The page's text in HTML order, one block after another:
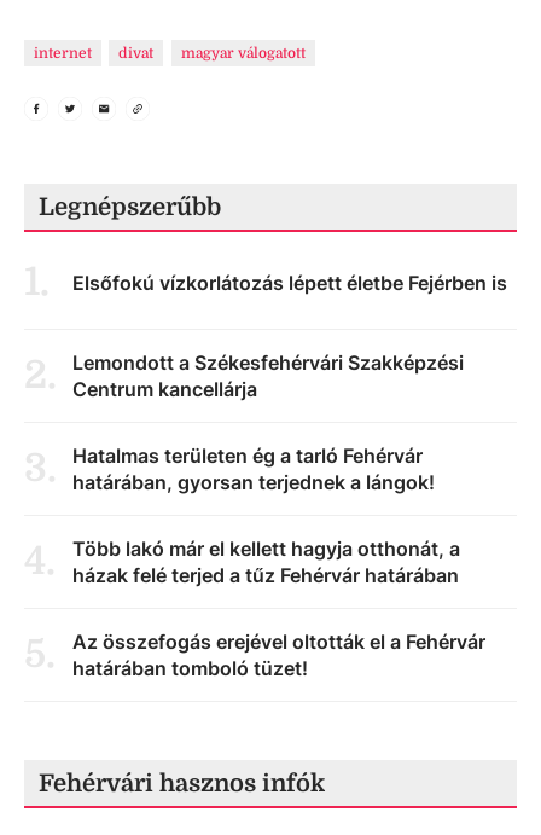
internet divat magyar válogatott
Legnépszerűbb
1. Elsőfokú vízkorlátozás lépett életbe Fejérben is
2.
Lemondott a Székesfehérvári Szakképzési
Centrum kancellárja
3.
Hatalmas területen ég a tarló Fehérvár
határában, gyorsan terjednek a lángok!
4.
Több lakó már el kellett hagyja otthonát, a
házak felé terjed a tűz Fehérvár határában
5.
Az összefogás erejével oltották el a Fehérvár
határában tomboló tüzet!
Fehérvári hasznos infók